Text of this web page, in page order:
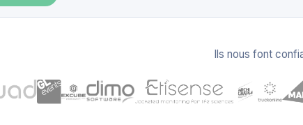
Ils nous font